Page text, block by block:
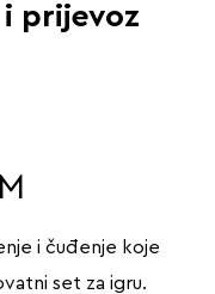
i prijevoz
i čuđenje koje
set za igru.